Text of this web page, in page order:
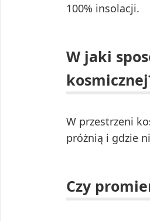
100% insolacji.
W jaki
W przestrzeni
próżnią i gdzie
Czy